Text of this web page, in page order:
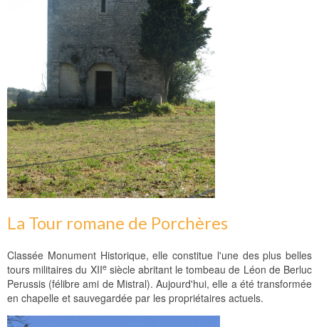
La Tour romane de Porchères
Classée Monument Historique, elle constitue l'une des plus belles
tours militaires du XIIesiècle abritant le tombeau de Léon de Berluc
Perussis (félibre ami de Mistral). Aujourd'hui, elle a été transformée
en chapelle et sauvegardée par les propriétaires actuels.